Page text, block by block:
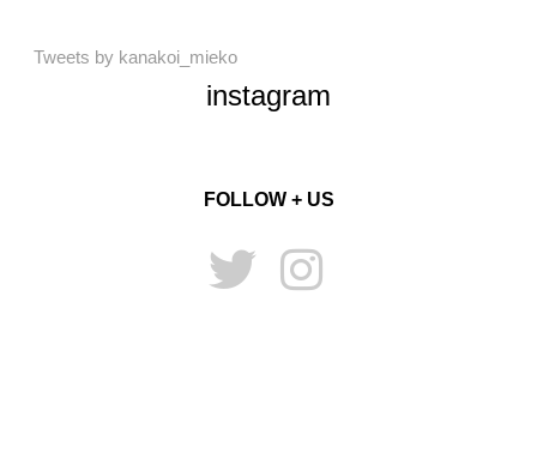
Tweets by kanakoi_mieko
instagram
FOLLOW + US